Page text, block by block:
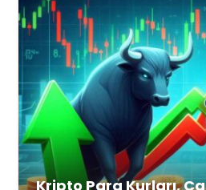
Kripto Para Kurları,